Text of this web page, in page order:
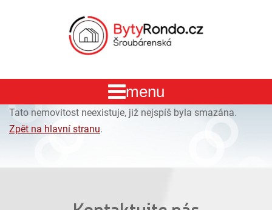
Tato nemovitost neexistuje, již nejspíš byla smazána.
Zpět na hlavní stranu.